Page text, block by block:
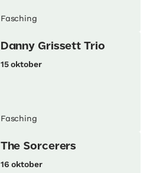
Fasching
Danny Grissett Trio
15 oktober
Fasching
The Sorcerers
16 oktober